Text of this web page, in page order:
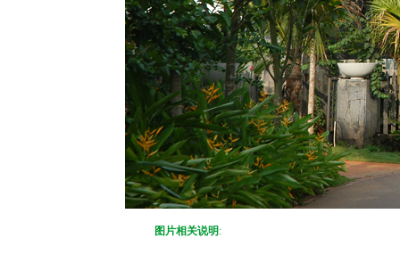
图片相关说明 :